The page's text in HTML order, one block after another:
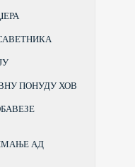
ПОНУДУ ХОВ
АД